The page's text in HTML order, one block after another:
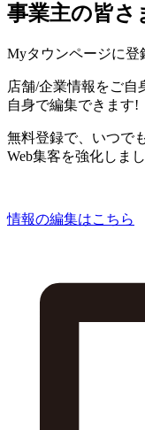
事業主の皆さ
Myタウンページに登
店舗/企業情報をご自
自身で編集できます!
無料登録で、いつで
Web集客を強化しまし
情報の編集はこちら